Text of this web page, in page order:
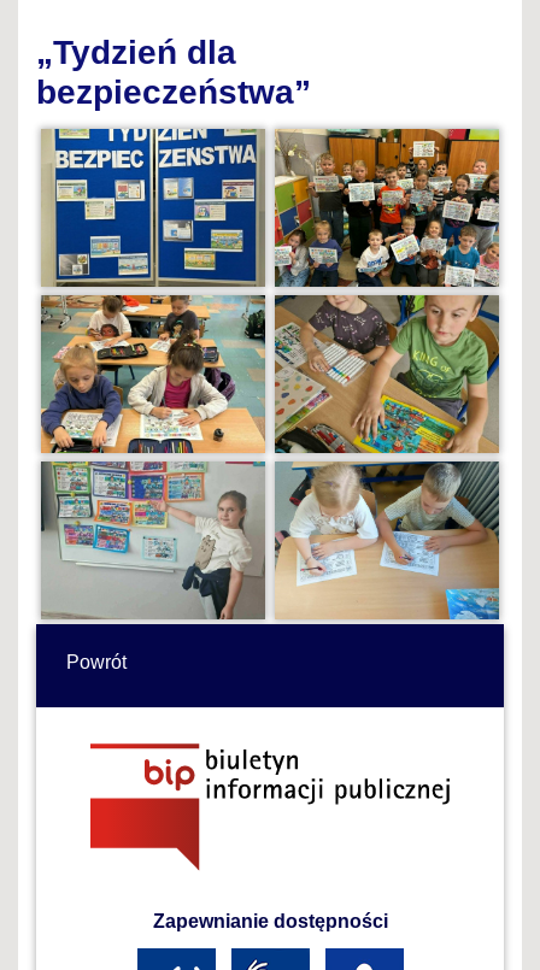
„Tydzień dla
bezpieczeństwa”
Powrót
Zapewnianie dostępności